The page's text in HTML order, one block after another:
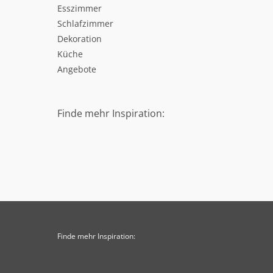
Esszimmer
Schlafzimmer
Dekoration
Küche
Angebote
Finde mehr Inspiration:
Finde mehr Inspiration: